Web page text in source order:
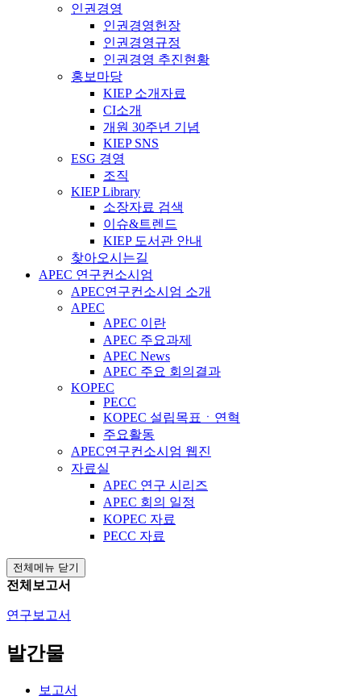
인권경영
인권경영헌장
인권경영규정
인권경영 추진현황
홍보마당
KIEP 소개자료
CI소개
개원 30주년 기념
KIEP SNS
ESG 경영
조직
KIEP Library
소장자료 검색
이슈&트렌드
KIEP 도서관 안내
찾아오시는길
APEC 연구컨소시엄
APEC연구컨소시엄 소개
APEC
APEC 이란
APEC 주요과제
APEC News
APEC 주요 회의결과
KOPEC
PECC
KOPEC 설립목표ㆍ연혁
주요활동
APEC연구컨소시엄 웹진
자료실
APEC 연구 시리즈
APEC 회의 일정
KOPEC 자료
PECC 자료
전체메뉴 닫기
전체보고서
연구보고서
발간물
보고서